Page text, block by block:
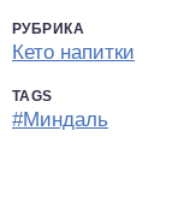
РУБРИКА
Кето напитки
TAGS
#Миндаль